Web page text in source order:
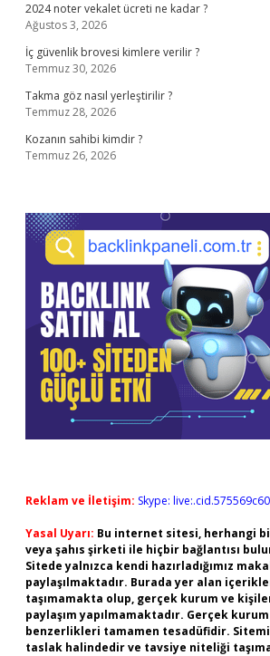
2024 noter vekalet ücreti ne kadar ?
Ağustos 3, 2026
İç güvenlik brovesi kimlere verilir ?
Temmuz 30, 2026
Takma göz nasıl yerleştirilir ?
Temmuz 28, 2026
Kozanın sahibi kimdir ?
Temmuz 26, 2026
Reklam ve İletişim: Skype:
Yasal Uyarı: Bu internet sitesi, herhangi
veya şahıs şirketi ile hiçbir bağlantısı
Sitede yalnızca kendi hazırladığımız
paylaşılmaktadır. Burada yer alan
taşımamakta olup, gerçek kurum ve
paylaşım yapılmamaktadır. Gerçek
benzerlikleri tamamen tesadüfidir.
taslak halindedir ve tavsiye niteliği